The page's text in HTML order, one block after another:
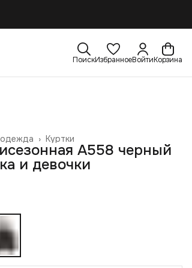
ПоискИзбранноеВойтиКорзина
Куртки
›
А558 черный
и девочки